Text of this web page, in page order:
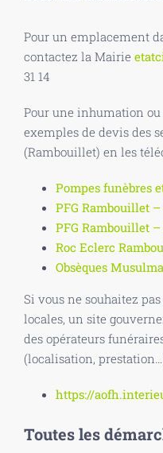
Pour un emplacement
contactez la Mairie
31 14
Pour une inhumation
exemples de devis des
(Rambouillet) en les
Pompes funèbres
PFG Rambouillet
PFG Rambouillet
Roc Eclerc
Obsèques
Si vous ne souhaitez
locales, un site
des opérateurs
(localisation,
https://
Toutes les